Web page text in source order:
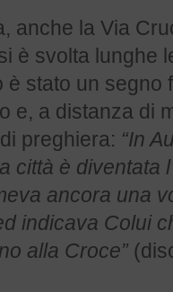
anche la Via
è svolta lunghe
stato un segno
e, a distanza di
preghiera: “In
città è diventata
ancora una
indicava Colui
alla Croce”